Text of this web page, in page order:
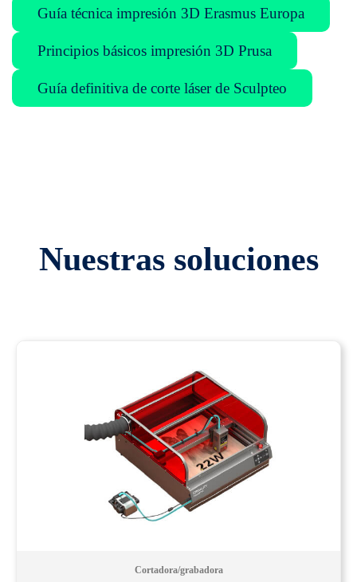
Guía técnica impresión 3D Erasmus Europa
Principios básicos impresión 3D Prusa
Guía definitiva de corte láser de Sculpteo
Nuestras soluciones
Cortadora/grabadora